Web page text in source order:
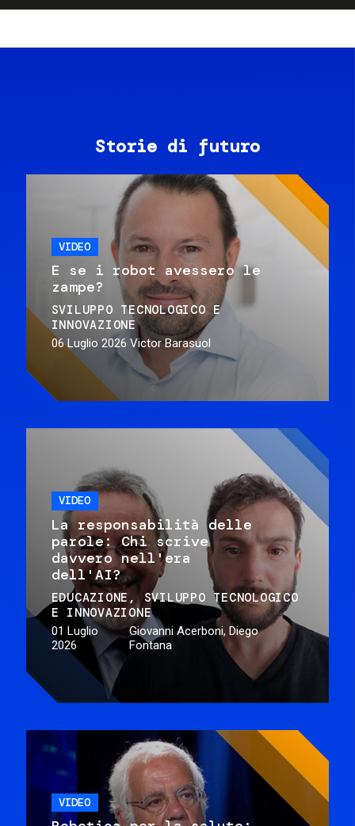
Storie di futuro
VIDEO
E se i robot avessero le
zampe?
SVILUPPO TECNOLOGICO E
INNOVAZIONE
06 Luglio 2026 Victor Barasuol
VIDEO
La responsabilità delle
parole: Chi scrive
davvero nell'era
dell'AI?
EDUCAZIONE
SVILUPPO TECNOLOGICO
E INNOVAZIONE
01 Luglio
2026
Giovanni Acerboni, Diego
Fontana
VIDEO